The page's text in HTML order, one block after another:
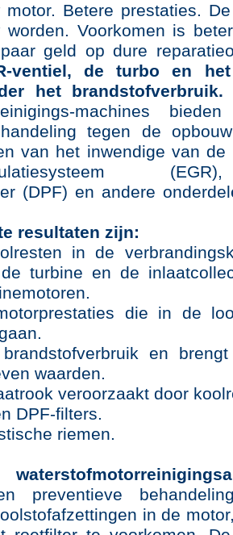
motor. Betere prestaties.
Voorkomen is
geld op dure
ventiel, de turbo en
het brandstofverbruik.
machines
tegen de
van het inwendige van de
(DPF) en andere
resultaten zijn:
in de
turbine en de
die in de
en
waarden.
veroorzaakt door
DPF-filters.
riemen.
preventieve
in de